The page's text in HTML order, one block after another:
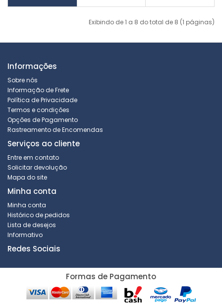
Exibindo de 1 a 8 do total de 8 (1 páginas)
Informações
Sobre nós
Informação de Frete
Política de Privacidade
Termos e condições
Opções de Pagamento
Rastreamento de Encomendas
Serviços ao cliente
Entre em contato
Solicitar devolução
Mapa do site
Minha conta
Minha conta
Histórico de pedidos
Lista de desejos
Informativo
Redes Sociais
Formas de Pagamento